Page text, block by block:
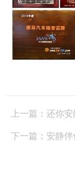
上一篇：还你
下一篇：安静